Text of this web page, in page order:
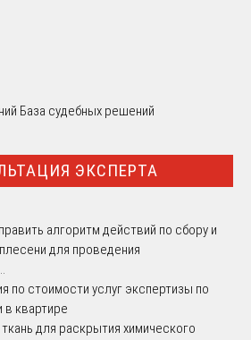
База судебных решений
ЭКСПЕРТА
алгоритм действий по сбору и
для проведения
по стоимости услуг экспертизы по
в квартире
для раскрытия химического